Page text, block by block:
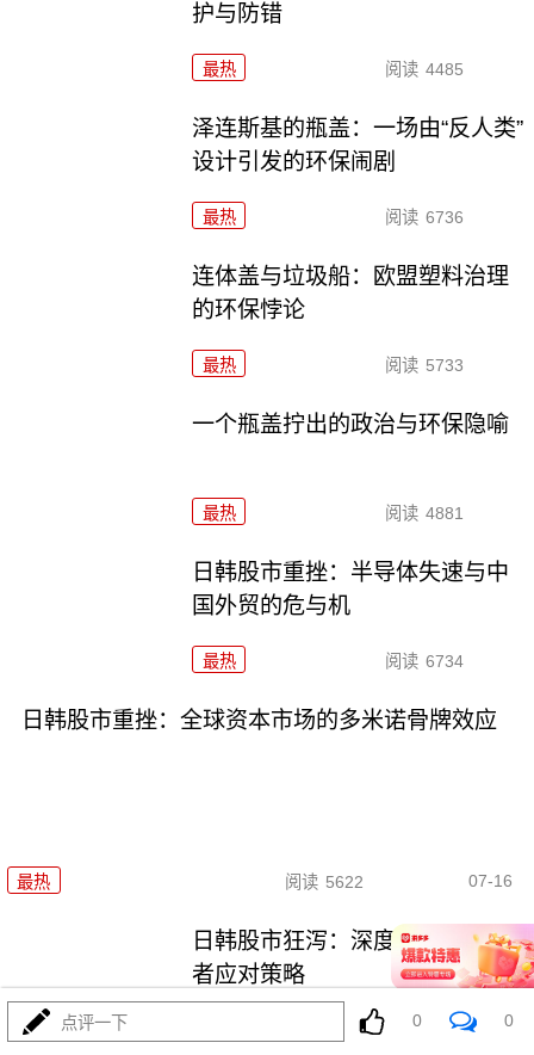
护与防错
最热 阅读 4485
泽连斯基的瓶盖：一场由“反人类”
设计引发的环保闹剧
最热 阅读 6736
连体盖与垃圾船：欧盟塑料治理
的环保悖论
最热 阅读 5733
一个瓶盖拧出的政治与环保隐喻
最热 阅读 4881
日韩股市重挫：半导体失速与中
国外贸的危与机
最热 阅读 6734
日韩股市重挫：全球资本市场的多米诺骨牌效应
最热 阅读 5622 07-16
日韩股市狂泻：深度解析与投资
者应对策略
阅读 5142
点评一下 0 0